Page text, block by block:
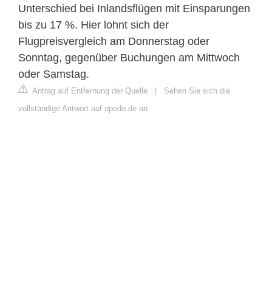
Unterschied bei Inlandsflügen mit Einsparungen
bis zu 17 %. Hier lohnt sich der
Flugpreisvergleich am Donnerstag oder
Sonntag, gegenüber Buchungen am Mittwoch
oder Samstag.
Antrag auf Entfernung der Quelle | Sehen Sie sich die
vollständige Antwort auf opodo.de an